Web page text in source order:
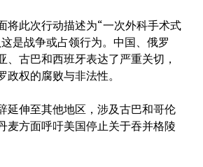
将此次行动描述为“一次外科手术式
是战争或占领行为。中国、俄罗
、古巴和西班牙表达了严重关切，
权的腐败与非法性。
延伸至其他地区，涉及古巴和哥伦
麦方面呼吁美国停止关于吞并格陵